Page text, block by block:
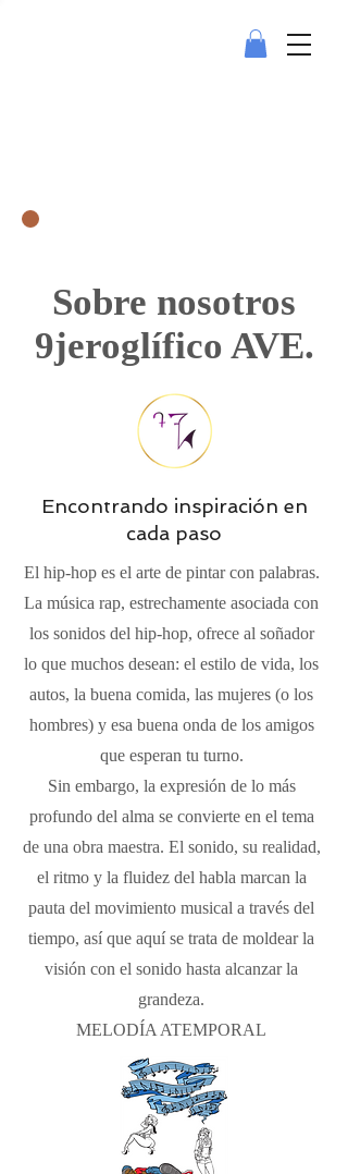
Sobre nosotros
9jeroglífico AVE.
Encontrando inspiración en
cada paso
El hip-hop es el arte de pintar con palabras.
La música rap, estrechamente asociada con
los sonidos del hip-hop, ofrece al soñador
lo que muchos desean: el estilo de vida, los
autos, la buena comida, las mujeres (o los
hombres) y esa buena onda de los amigos
que esperan tu turno.
Sin embargo, la expresión de lo más
profundo del alma se convierte en el tema
de una obra maestra. El sonido, su realidad,
el ritmo y la fluidez del habla marcan la
pauta del movimiento musical a través del
tiempo, así que aquí se trata de moldear la
visión con el sonido hasta alcanzar la
grandeza.
MELODÍA ATEMPORAL